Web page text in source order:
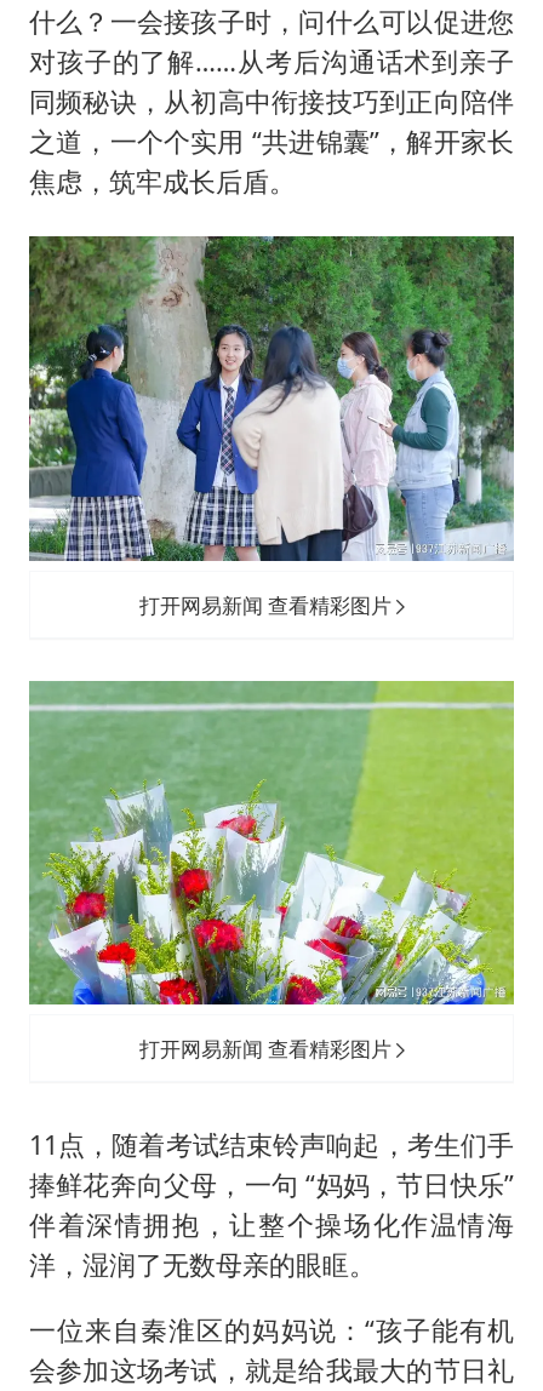
什么？一会接孩子时，问什么可以促进您
对孩子的了解……从考后沟通话术到亲子
同频秘诀，从初高中衔接技巧到正向陪伴
之道，一个个实用 “共进锦囊”，解开家长
焦虑，筑牢成长后盾。
打开网易新闻 查看精彩图片
打开网易新闻 查看精彩图片
11点，随着考试结束铃声响起，考生们手
捧鲜花奔向父母，一句 “妈妈，节日快乐”
伴着深情拥抱，让整个操场化作温情海
洋，湿润了无数母亲的眼眶。
一位来自秦淮区的妈妈说：“孩子能有机
会参加这场考试，就是给我最大的节日礼